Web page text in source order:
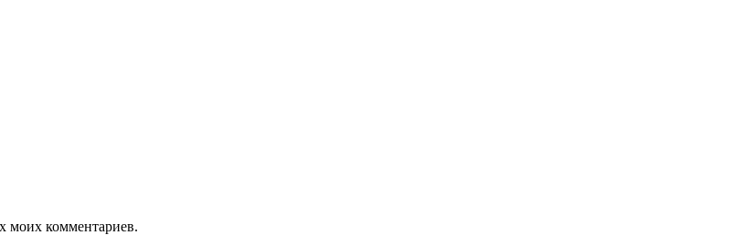
моих комментариев.